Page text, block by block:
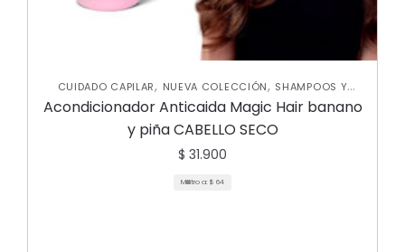
CUIDADO CAPILAR, NUEVA COLECCIÓN, SHAMPOOS Y
ACONDICIONADORES, TRATAMIENTOS CAPILARES
UNCATEGORIZED
Acondicionador Anticaida Magic Hair banano
y piña CABELLO SECO
$ 31.900
Mililitro a: $ 64